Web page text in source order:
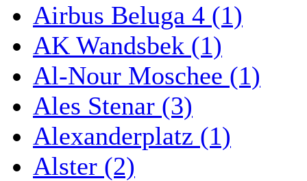
Airbus Beluga 4 (1)
AK Wandsbek (1)
Al-Nour Moschee (1)
Ales Stenar (3)
Alexanderplatz (1)
Alster (2)